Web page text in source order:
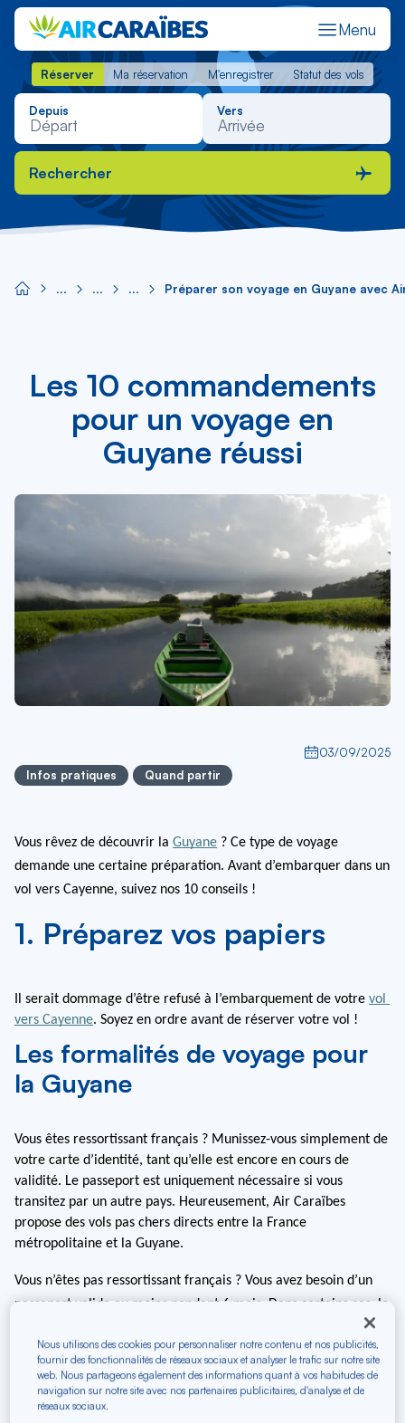
Menu
Réserver Ma réservation M'enregistrer Statut des vols
Réserver Ma réservation M'enregistrer Statut des vols
Depuis Vers
Rechercher
Préparer son voyage en Guyane avec
Les 10 commandements
pour un voyage en
Guyane réussi
03/09/2025
Infos pratiques
Quand partir
Vous rêvez de découvrir la Guyane ? Ce type de voyage
demande une certaine préparation. Avant d’embarquer dans un
vol vers Cayenne, suivez nos 10 conseils !
1. Préparez vos papiers
Il serait dommage d’être refusé à l’embarquement de votre vol
vers Cayenne. Soyez en ordre avant de réserver votre vol !
Les formalités de voyage pour
la Guyane
Vous êtes ressortissant français ? Munissez-vous simplement de
votre carte d’identité, tant qu’elle est encore en cours de
validité. Le passeport est uniquement nécessaire si vous
transitez par un autre pays. Heureusement, Air Caraïbes
propose des vols pas chers directs entre la France
métropolitaine et la Guyane.
Vous n’êtes pas ressortissant français ? Vous avez besoin d’un
passeport valide au moins pendant 6 mois. Dans certains cas, la
nécessaire, sauf si vous comptez rester plus de 90 jours. Le visa
est toutefois obligatoire pour les ressortissants de certains pays.
Informez-vous auprès des autorités.
Nous utilisons des cookies pour personnaliser notre contenu et nos publicités,
fournir des fonctionnalités de réseaux sociaux et analyser le trafic sur notre site
web. Nous partageons également des informations quant à vos habitudes de
navigation sur notre site avec nos partenaires publicitaires, d'analyse et de
réseaux sociaux.